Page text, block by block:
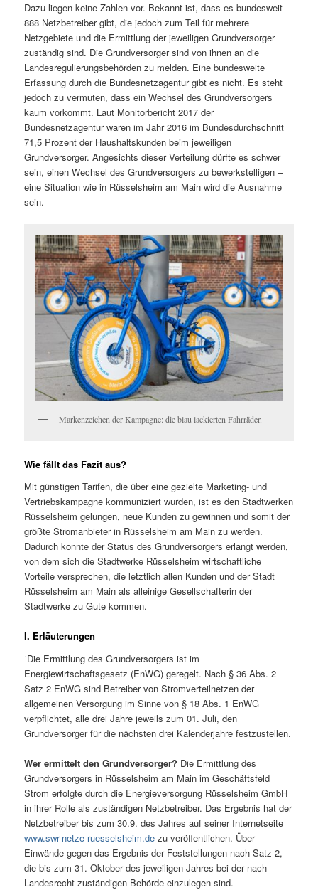
Dazu liegen keine Zahlen vor. Bekannt ist, dass es bundesweit
888 Netzbetreiber gibt, die jedoch zum Teil für mehrere
Netzgebiete und die Ermittlung der jeweiligen Grundversorger
zuständig sind. Die Grundversorger sind von ihnen an die
Landesregulierungsbehörden zu melden. Eine bundesweite
Erfassung durch die Bundesnetzagentur gibt es nicht. Es steht
jedoch zu vermuten, dass ein Wechsel des Grundversorgers
kaum vorkommt. Laut Monitorbericht 2017 der
Bundesnetzagentur waren im Jahr 2016 im Bundesdurchschnitt
71,5 Prozent der Haushaltskunden beim jeweiligen
Grundversorger. Angesichts dieser Verteilung dürfte es schwer
sein, einen Wechsel des Grundversorgers zu bewerkstelligen –
eine Situation wie in Rüsselsheim am Main wird die Ausnahme
sein.
Markenzeichen der Kampagne: die blau lackierten Fahrräder.
Wie fällt das Fazit aus?
Mit günstigen Tarifen, die über eine gezielte Marketing- und
Vertriebskampagne kommuniziert wurden, ist es den Stadtwerken
Rüsselsheim gelungen, neue Kunden zu gewinnen und somit der
größte Stromanbieter in Rüsselsheim am Main zu werden.
Dadurch konnte der Status des Grundversorgers erlangt werden,
von dem sich die Stadtwerke Rüsselsheim wirtschaftliche
Vorteile versprechen, die letztlich allen Kunden und der Stadt
Rüsselsheim am Main als alleinige Gesellschafterin der
Stadtwerke zu Gute kommen.
I. Erläuterungen
¹Die Ermittlung des Grundversorgers ist im
Energiewirtschaftsgesetz (EnWG) geregelt. Nach § 36 Abs. 2
Satz 2 EnWG sind Betreiber von Stromverteilnetzen der
allgemeinen Versorgung im Sinne von § 18 Abs. 1 EnWG
verpflichtet, alle drei Jahre jeweils zum 01. Juli, den
Grundversorger für die nächsten drei Kalenderjahre festzustellen.
Wer ermittelt den Grundversorger? Die Ermittlung des
Grundversorgers in Rüsselsheim am Main im Geschäftsfeld
Strom erfolgte durch die Energieversorgung Rüsselsheim GmbH
in ihrer Rolle als zuständigen Netzbetreiber. Das Ergebnis hat der
Netzbetreiber bis zum 30.9. des Jahres auf seiner Internetseite
www.swr-netze-ruesselsheim.de zu veröffentlichen. Über
Einwände gegen das Ergebnis der Feststellungen nach Satz 2,
die bis zum 31. Oktober des jeweiligen Jahres bei der nach
Landesrecht zuständigen Behörde einzulegen sind.